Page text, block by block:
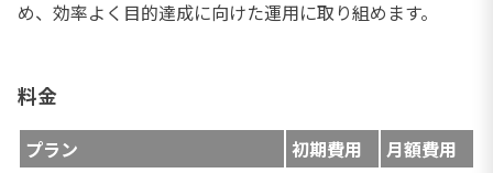
め、効率よく目的達成に向けた運用に取り組めます。
料金
プラン 初期費用
月額費用